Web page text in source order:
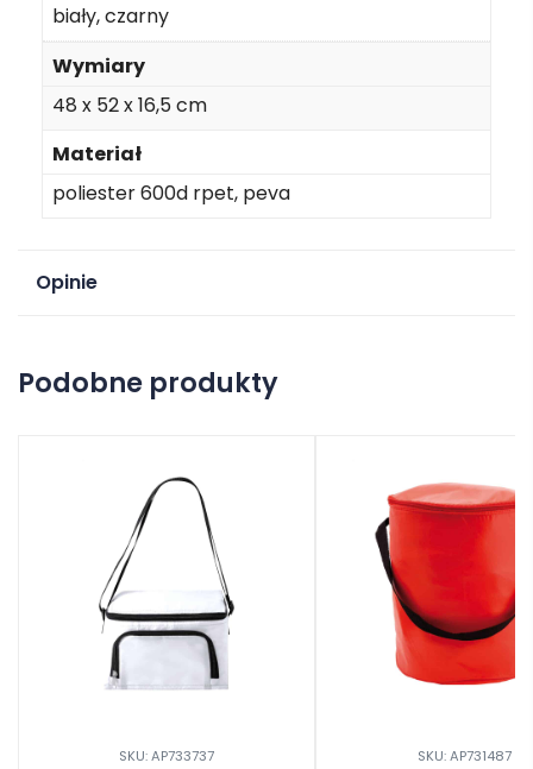
biały, czarny
Wymiary
48 x 52 x 16,5 cm
Materiał
poliester 600d rpet, peva
Opinie
Podobne produkty
SKU: AP733737 SKU: AP731487